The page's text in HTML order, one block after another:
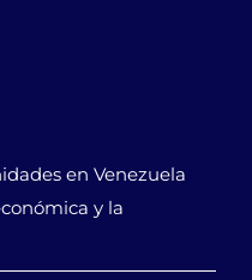
en Venezuela
y la